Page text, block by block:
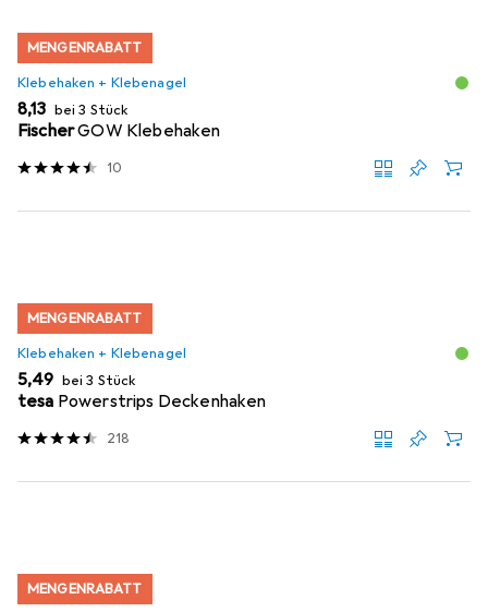
MENGENRABATT
Klebehaken + Klebenagel
EUR
8,13 bei 3 Stück
FischerGOW Klebehaken
10
MENGENRABATT
Klebehaken + Klebenagel
EUR
5,49 bei 3 Stück
tesa Powerstrips Deckenhaken
218
MENGENRABATT